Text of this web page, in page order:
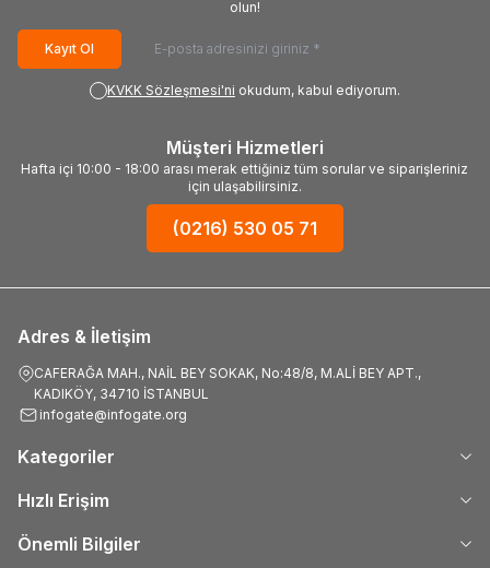
olun!
Kayıt Ol
KVKK Sözleşmesi'ni okudum, kabul ediyorum.
Müşteri Hizmetleri
Hafta içi 10:00 - 18:00 arası merak ettiğiniz tüm sorular ve siparişleriniz
için ulaşabilirsiniz.
(0216) 530 05 71
Adres & İletişim
CAFERAĞA MAH., NAİL BEY SOKAK, No:48/8, M.ALİ BEY APT.,
KADIKÖY, 34710 İSTANBUL
infogate@infogate.org
Kategoriler
Hızlı Erişim
Önemli Bilgiler